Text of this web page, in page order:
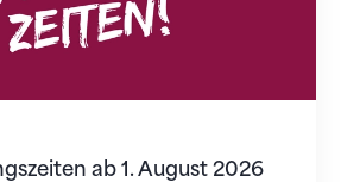
ab 1. August 2026